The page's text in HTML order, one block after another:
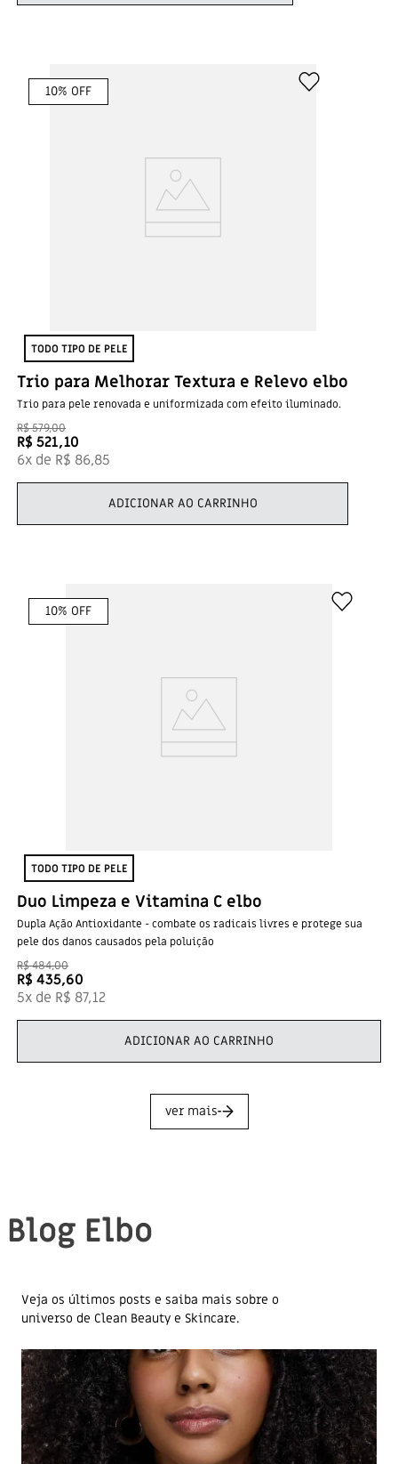
10% OFF
TODO TIPO DE PELE
Trio para Melhorar Textura e Relevo elbo
Trio para pele renovada e uniformizada com efeito iluminado.
R$579,00
R$ 521,10
6x de R$ 86,85
ADICIONAR AO CARRINHO
10% OFF
TODO TIPO DE PELE
Duo Limpeza e Vitamina C elbo
Dupla Ação Antioxidante - combate os radicais livres e protege sua
pele dos danos causados pela poluição
R$484,00
R$ 435,60
5x de R$ 87,12
ADICIONAR AO CARRINHO
Blog Elbo
Veja os últimos posts e saiba mais sobre o
universo de Clean Beauty e Skincare.